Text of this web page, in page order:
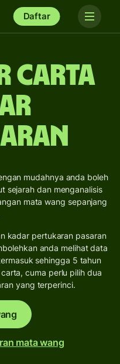
Daftar
Carta
mudahnya anda boleh
sejarah dan menganalisis
mata wang sepanjang
kadar pertukaran pasaran
anda melihat data
sehingga 5 tahun
cuma perlu pilih dua
yang terperinci.
mata wang